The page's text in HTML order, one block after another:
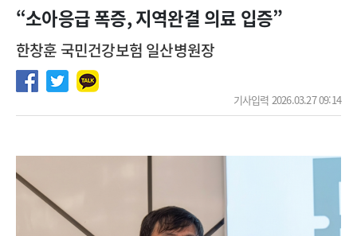
[영남대학교의료원] 마취통증의학과 임기제 임상의사 채용
“소아응급 폭증, 지역완결 의료 입증”
한창훈 국민건강보험 일산병원장
기사입력 2026.03.27 09:14